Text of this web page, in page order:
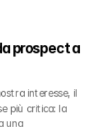
prospect a
interesse, il
più critica: la
una